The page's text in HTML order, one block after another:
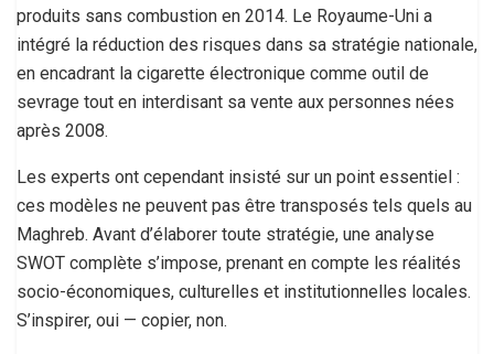
produits sans combustion en 2014. Le Royaume-Uni a
intégré la réduction des risques dans sa stratégie nationale,
en encadrant la cigarette électronique comme outil de
sevrage tout en interdisant sa vente aux personnes nées
après 2008.
Les experts ont cependant insisté sur un point essentiel :
ces modèles ne peuvent pas être transposés tels quels au
Maghreb. Avant d’élaborer toute stratégie, une analyse
SWOT complète s’impose, prenant en compte les réalités
socio-économiques, culturelles et institutionnelles locales.
S’inspirer, oui — copier, non.